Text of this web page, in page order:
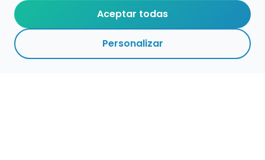
Contacta con nosotros
Aceptar todas
Personalizar